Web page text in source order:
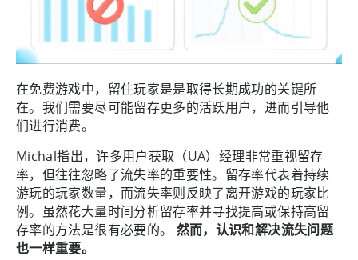
在免费游戏中，留住玩家是是取得长期成功的关键所
在。我们需要尽可能留存更多的活跃用户，进而引导他
们进行消费。
Michal指出，许多用户获取（UA）经理非常重视留存
率，但往往忽略了流失率的重要性。留存率代表着持续
游玩的玩家数量，而流失率则反映了离开游戏的玩家比
例。虽然花大量时间分析留存率并寻找提高或保持高留
存率的方法是很有必要的。 然而，认识和解决流失问题
也一样重要。